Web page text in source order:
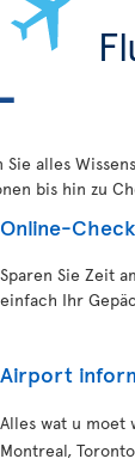
Sie alles
bis hin zu
Online-
Sparen Sie Zeit
einfach Ihr
Airport
Alles wat u moet
Montreal,